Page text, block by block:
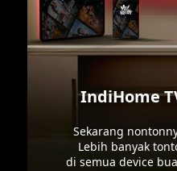
IndiHome
Sekarang
Lebih banyak
di semua device